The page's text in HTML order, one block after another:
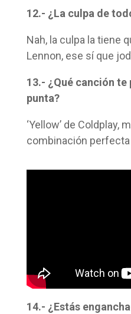
12.- ¿La culpa de
Nah, la culpa la tiene
Lennon, ese sí que
13.- ¿Qué canción te
punta?
‘Yellow’ de Coldplay,
combinación
14.- ¿Estás